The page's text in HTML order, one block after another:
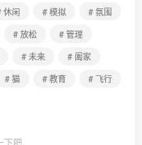
休闲 # 模拟
# 氛围
# 放松
# 管理
# 未来
# 阖家
# 猫 # 教育
# 飞行
下吧